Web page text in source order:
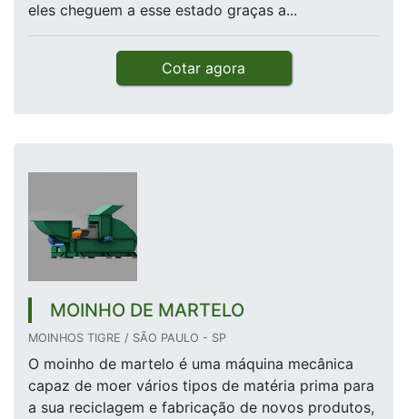
eles cheguem a esse estado graças a...
Cotar agora
MOINHO DE MARTELO
MOINHOS TIGRE / SÃO PAULO - SP
O moinho de martelo é uma máquina mecânica
capaz de moer vários tipos de matéria prima para
a sua reciclagem e fabricação de novos produtos,